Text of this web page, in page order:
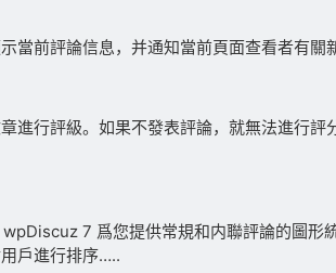
前評論信息，并通知當前頁面查看者有關
進行評級。如果不發表評論，就無法進行
7 爲您提供常規和内聯評論的圖
戶進行排序…..